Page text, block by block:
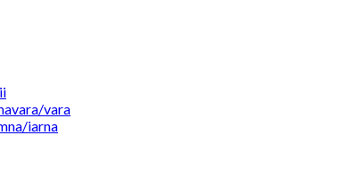
vara
iarna